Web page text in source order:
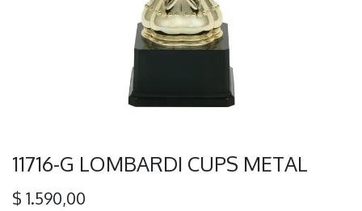
11716-G LOMBARDI CUPS METAL
$ 1.590,00